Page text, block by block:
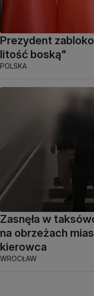
Prezydent
litość boską"
POLSKA
Zasnęła w
na obrzeżach
kierowca
WROCŁAW